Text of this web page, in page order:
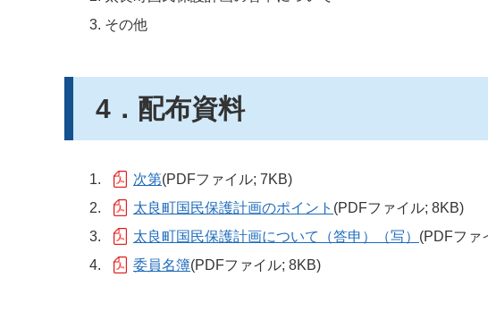
その他
4．配布資料
次第(PDFファイル; 7KB)
太良町国民保護計画のポイント (PDFファイル; 8KB)
太良町国民保護計画について（答申）（写） (PDFファ
委員名簿(PDFファイル; 8KB)